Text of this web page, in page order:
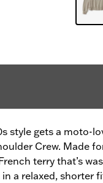
style gets a moto-
Crew. Made
terry that’s
a relaxed, shorter